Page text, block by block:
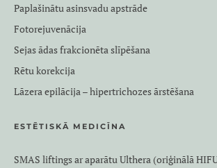
Paplašinātu asinsvadu apstrāde
Fotorejuvenācija
Sejas ādas frakcionēta slīpēšana
Rētu korekcija
Lāzera epilācija – hipertrichozes ārstēšana
ESTĒTISKĀ MEDICĪNA
SMAS liftings ar aparātu Ulthera (oriģinālā